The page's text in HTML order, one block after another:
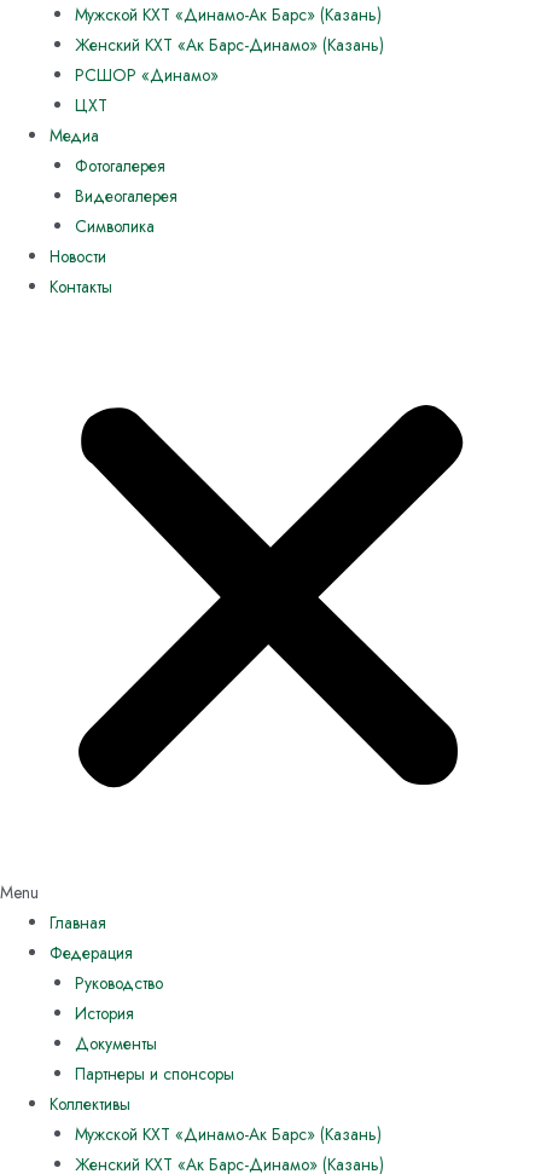
Мужской КХТ «Динамо-Ак Барс» (Казань)
Женский КХТ «Ак Барс-Динамо» (Казань)
РСШОР «Динамо»
ЦХТ
Медиа
Фотогалерея
Видеогалерея
Символика
Новости
Контакты
Menu
Главная
Федерация
Руководство
История
Документы
Партнеры и спонсоры
Коллективы
Мужской КХТ «Динамо-Ак Барс» (Казань)
Женский КХТ «Ак Барс-Динамо» (Казань)